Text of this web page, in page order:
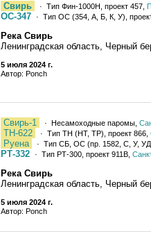
Свирь · Тип Фин-1000Н, проект 457,
ОС-347 · Тип ОС (354, А, Б, К, У),
Река Свирь
Ленинградская область, Черный
5 июля 2024 г.
Автор: Ponch
Свирь-1 · Несамоходные паромы,
ТН-622 · Тип ТН (НТ, ТР), проект 866,
Руена · Тип СБ, ОС (пр. 1582, С, У,
РТ-332 · Тип РТ-300, проект 911В,
Река Свирь
Ленинградская область, Черный
5 июля 2024 г.
Автор: Ponch